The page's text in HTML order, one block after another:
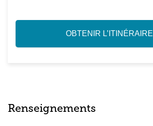
OBTENIR L’ITINÉRAIRE
Renseignements